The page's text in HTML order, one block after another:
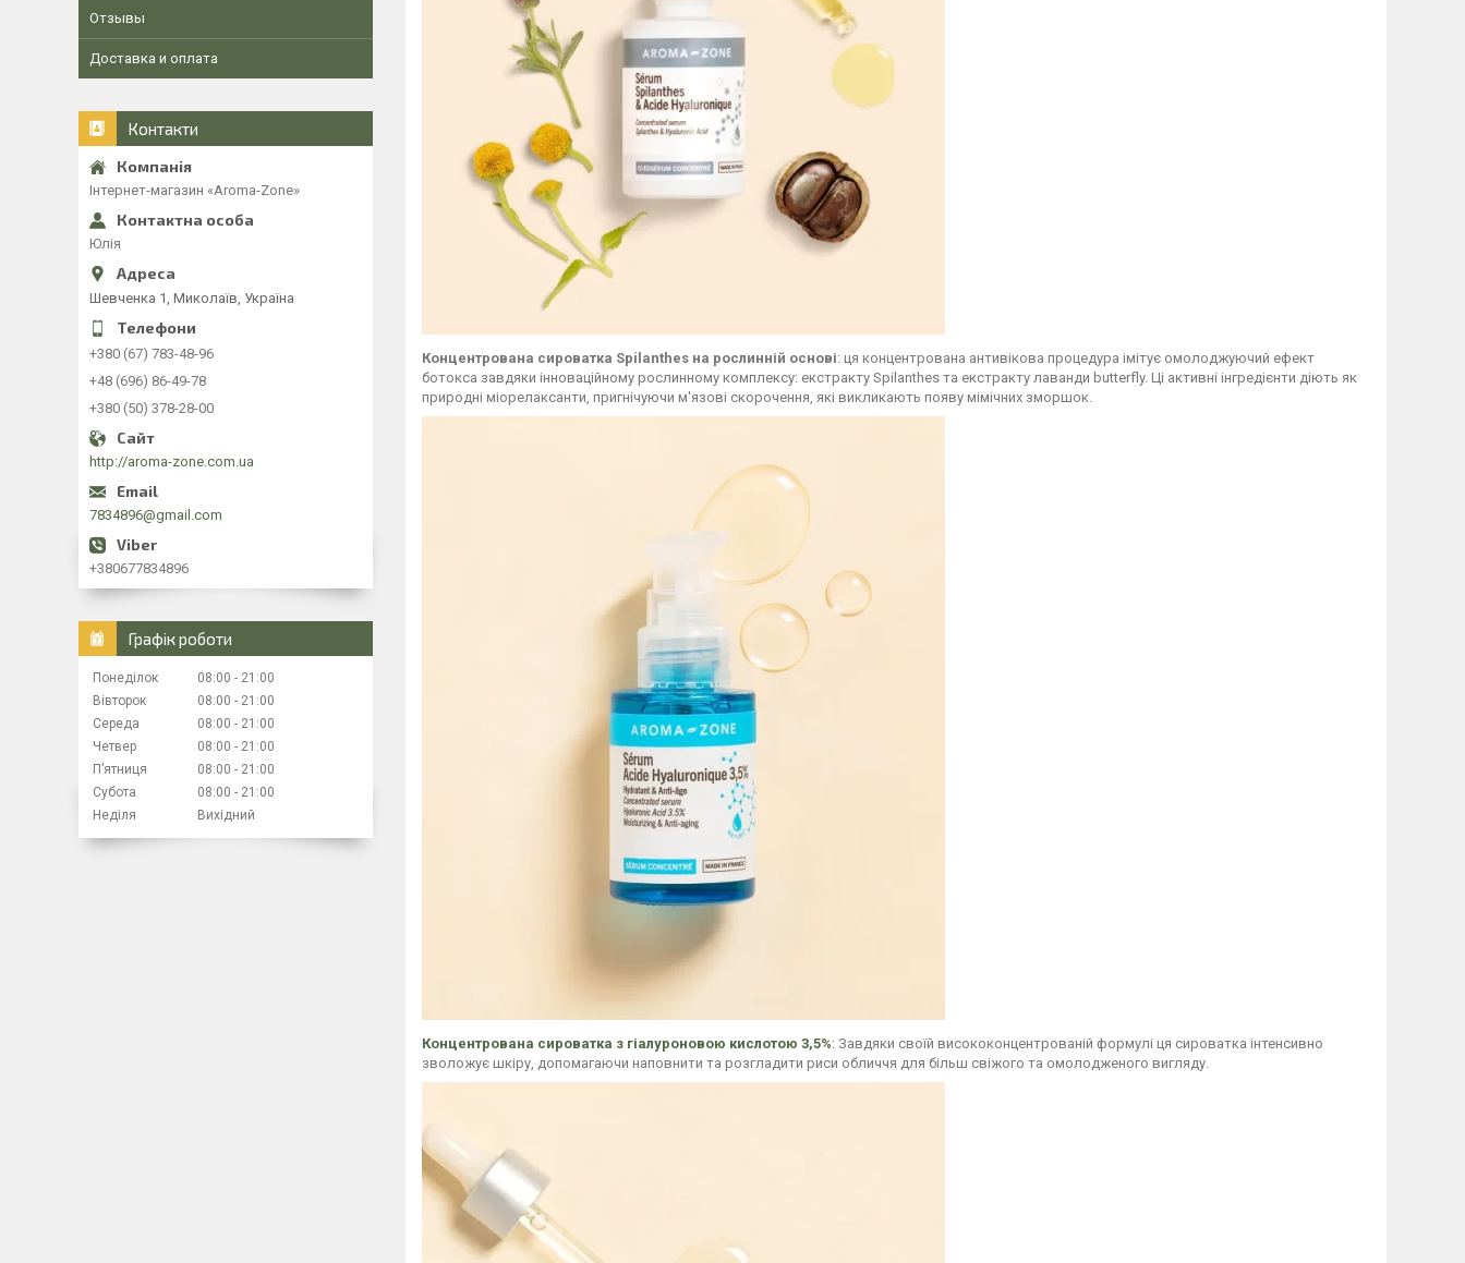
Концентрована сироватка Spilanthes на рослинній основі: ця концентрована антивікова процедура імітує омолоджуючий ефект
ботокса завдяки інноваційному рослинному комплексу: екстракту Spilanthes та екстракту лаванди butterfly. Ці активні інгредієнти діють як
природні міорелаксанти, пригнічуючи м'язові скорочення, які викликають появу мімічних зморшок.
Концентрована сироватка з гіалуроновою кислотою 3,5%: Завдяки своїй висококонцентрованій формулі ця сироватка інтенсивно
зволожує шкіру, допомагаючи наповнити та розгладити риси обличчя для більш свіжого та омолодженого вигляду.
Отзывы
Доставка и оплата
Контакти
Інтернет-магазин «Aroma-Zone»
Юлія
Шевченка 1, Миколаїв, Україна
+380 (67) 783-48-96
+48 (696) 86-49-78
+380 (50) 378-28-00
http://aroma-zone.com.ua
7834896@gmail.com
+380677834896
Графік роботи
Понеділок 08:00
21:00
Вівторок
08:00
21:00
Середа
08:00
21:00
Четвер
08:00
21:00
Пʼятниця
08:00
21:00
Субота
08:00
21:00
Неділя
Вихідний